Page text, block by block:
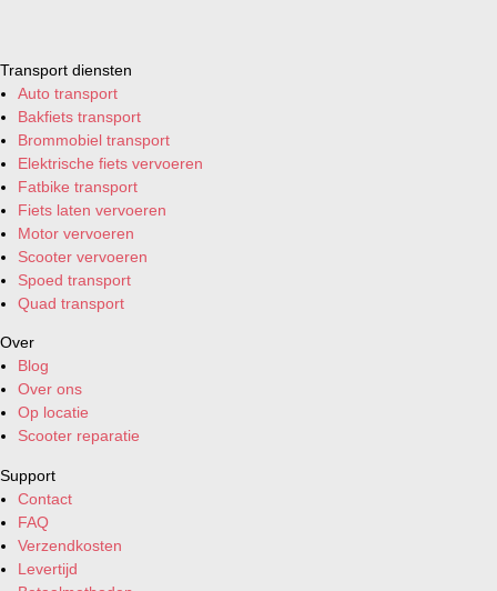
Transport diensten
Auto transport
Bakfiets transport
Brommobiel transport
Elektrische fiets vervoeren
Fatbike transport
Fiets laten vervoeren
Motor vervoeren
Scooter vervoeren
Spoed transport
Quad transport
Over
Blog
Over ons
Op locatie
Scooter reparatie
Support
Contact
FAQ
Verzendkosten
Levertijd